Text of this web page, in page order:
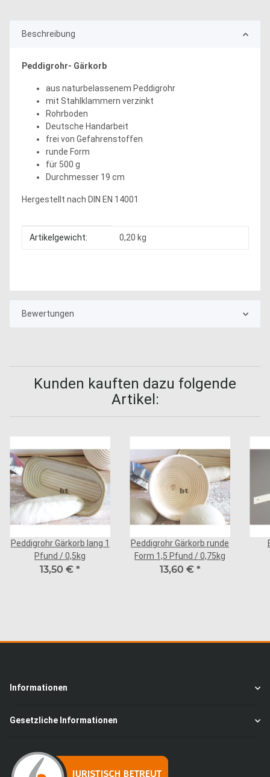
Beschreibung
Peddigrohr- Gärkorb
aus naturbelassenem Peddigrohr
mit Stahlklammern verzinkt
Rohrboden
Deutsche Handarbeit
frei von Gefahrenstoffen
runde Form
für 500 g
Durchmesser 19 cm
Hergestellt nach DIN EN 14001
Produkteigenschaft
Wert
Artikelgewicht: 0,20 kg
Bewertungen
Kunden kauften dazu folgende
Artikel:
Peddigrohr Gärkorb lang 1
Pfund / 0,5kg
13,50 € *
Peddigrohr Gärkorb runde
Form 1,5 Pfund / 0,75kg
13,60 € *
Informationen
Gesetzliche Informationen